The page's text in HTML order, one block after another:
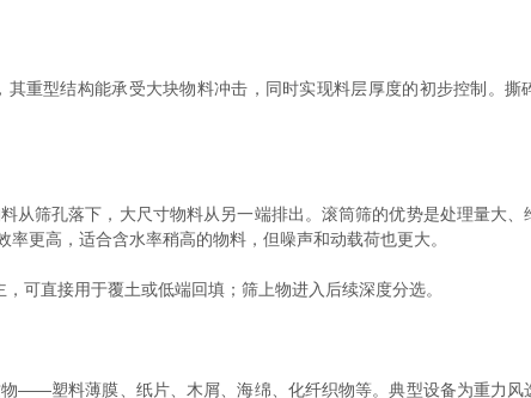
型结构能承受大块物料冲击，同时实现料层厚度的初步控制。撕
筛孔落下，大尺寸物料从另一端排出。滚筒筛的优势是处理量大、
更高，适合含水率稍高的物料，但噪声和动载荷也更大。
直接用于覆土或低端回填；筛上物进入后续深度分选。
塑料薄膜、纸片、木屑、海绵、化纤织物等。典型设备为重力风